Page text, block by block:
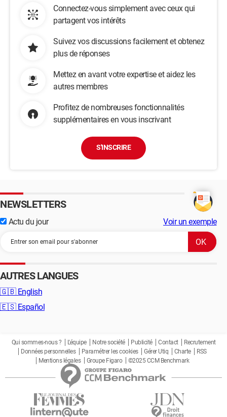
Connectez-vous simplement avec ceux qui
partagent vos intérêts
Suivez vos discussions facilement et obtenez
plus de réponses
Mettez en avant votre expertise et aidez les
autres membres
Profitez de nombreuses fonctionnalités
supplémentaires en vous inscrivant
S'INSCRIRE
NEWSLETTERS
Actu du jour Voir un exemple
AUTRES LANGUES
🇬🇧 English
🇪🇸 Español
Qui sommes-nous ? L'équipe Notre société Publicité Contact
Recrutement
Données personnelles
Paramétrer les cookies Gérer Utiq Charte
RSS
Mentions légales
Groupe Figaro ©2025 CCM Benchmark